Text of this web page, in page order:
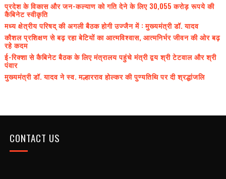
प्रदेश के विकास और जन-कल्याण को गति देने के लिए 30,055 करोड़ रूपये की
कैबिनेट स्वीकृति
मध्य क्षेत्रीय परिषद् की अगली बैठक होगी उज्जैन में : मुख्यमंत्री डॉ. यादव
कौशल प्रशिक्षण से बढ़ रहा बेटियों का आत्मविश्वास, आत्मनिर्भर जीवन की ओर बढ़
रहे कदम
ई-रिक्शा से कैबिनेट बैठक के लिए मंत्रालय पहुंचे मंत्री द्वय श्री टेटवाल और श्री
पंवार
मुख्यमंत्री डॉ. यादव ने स्व. मल्हारराव होल्कर की पुण्यतिथि पर दी श्रद्धांजलि
CONTACT US